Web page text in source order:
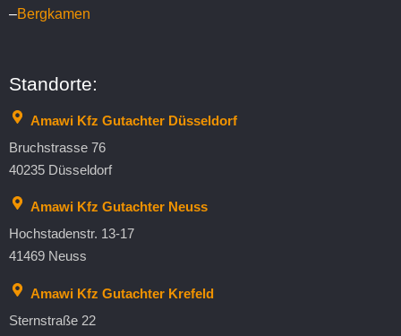
–Bergkamen
Standorte:
Amawi Kfz Gutachter Düsseldorf
Bruchstrasse 76
40235 Düsseldorf
Amawi Kfz Gutachter Neuss
Hochstadenstr. 13-17
41469 Neuss
Amawi Kfz Gutachter Krefeld
Sternstraße 22